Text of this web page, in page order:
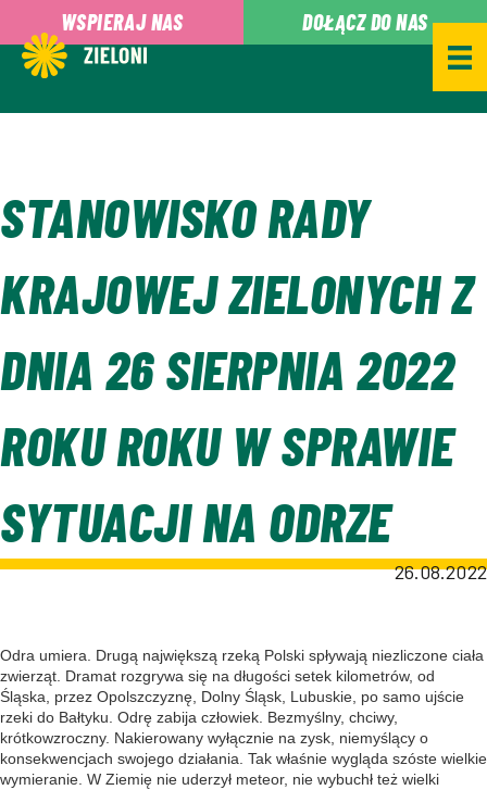
WSPIERAJ NAS DOŁĄCZ DO NAS
STANOWISKO RADY
KRAJOWEJ ZIELONYCH Z
DNIA 26 SIERPNIA 2022
ROKU ROKU W SPRAWIE
SYTUACJI NA ODRZE
26.08.2022
Odra umiera. Drugą największą rzeką Polski spływają niezliczone ciała
zwierząt. Dramat rozgrywa się na długości setek kilometrów, od
Śląska, przez Opolszczyznę, Dolny Śląsk, Lubuskie, po samo ujście
rzeki do Bałtyku. Odrę zabija człowiek. Bezmyślny, chciwy,
krótkowzroczny. Nakierowany wyłącznie na zysk, niemyślący o
konsekwencjach swojego działania. Tak właśnie wygląda szóste wielkie
wymieranie. W Ziemię nie uderzył meteor, nie wybuchł też wielki